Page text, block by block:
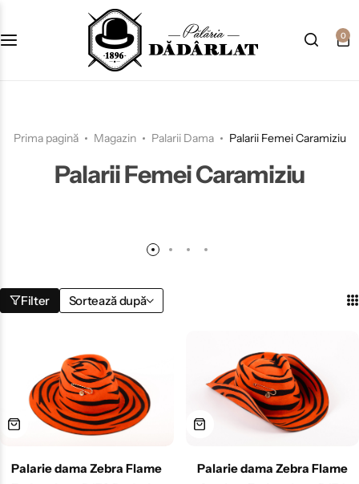
0
Prima pagină Magazin Palarii Dama Palarii Femei Caramiziu
Palarii Femei Caramiziu
Filter Sortează după
Palarie dama Zebra Flame
Palarie dama Zebra Flame